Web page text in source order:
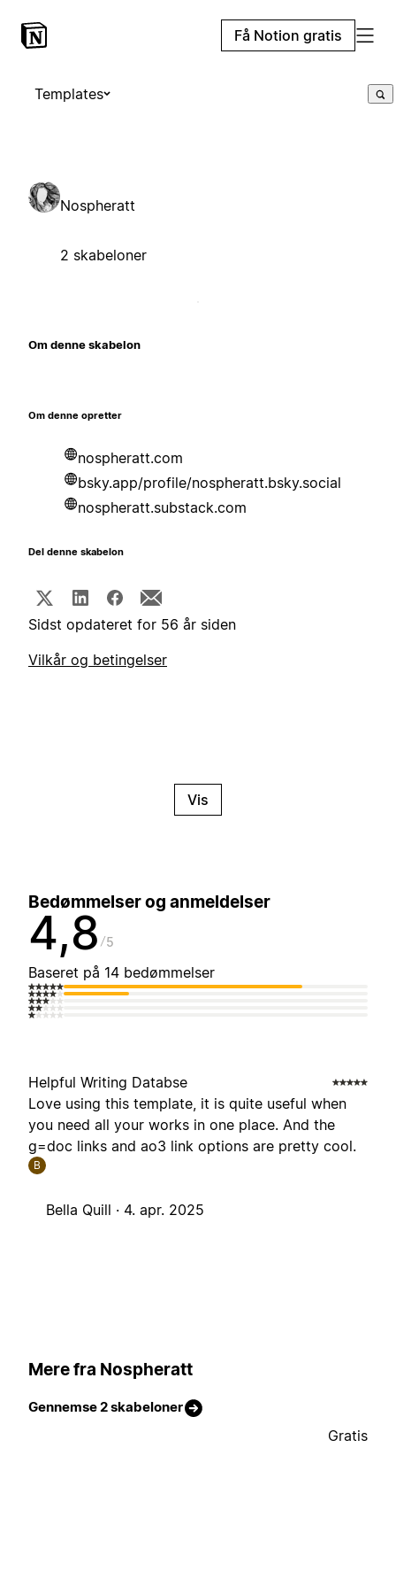
Få Notion gratis
Templates
Nospheratt
2 skabeloner
Om denne skabelon
Om denne opretter
nospheratt.com
bsky.app/profile/nospheratt.bsky.social
nospheratt.substack.com
Del denne skabelon
Sidst opdateret for 56 år siden
Vilkår og betingelser
Vis
Bedømmelser og anmeldelser
4,8 5
Baseret på 14 bedømmelser
Helpful Writing Databse
Love using this template, it is quite useful when
you need all your works in one place. And the
g=doc links and ao3 link options are pretty cool.
B
Bella Quill · 4. apr. 2025
Mere fra Nospheratt
Gennemse 2 skabeloner
Gratis